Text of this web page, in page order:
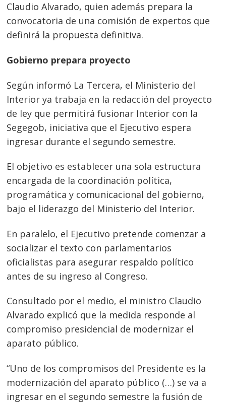
Claudio Alvarado, quien además prepara la
convocatoria de una comisión de expertos que
definirá la propuesta definitiva.
Gobierno prepara proyecto
Según informó La Tercera, el Ministerio del
Interior ya trabaja en la redacción del proyecto
de ley que permitirá fusionar Interior con la
Segegob, iniciativa que el Ejecutivo espera
ingresar durante el segundo semestre.
El objetivo es establecer una sola estructura
encargada de la coordinación política,
programática y comunicacional del gobierno,
bajo el liderazgo del Ministerio del Interior.
En paralelo, el Ejecutivo pretende comenzar a
socializar el texto con parlamentarios
oficialistas para asegurar respaldo político
antes de su ingreso al Congreso.
Consultado por el medio, el ministro Claudio
Alvarado explicó que la medida responde al
compromiso presidencial de modernizar el
aparato público.
“Uno de los compromisos del Presidente es la
modernización del aparato público (…) se va a
ingresar en el segundo semestre la fusión de
Navegación
de
entradas